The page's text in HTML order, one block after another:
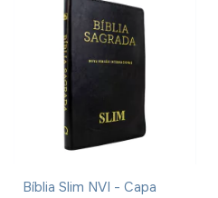
Bíblia Slim NVI - Capa